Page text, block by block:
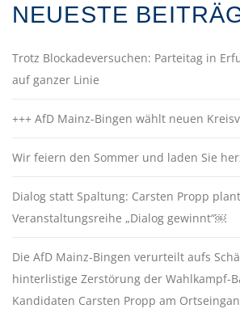
NEUESTE
Trotz Blockadeversuchen: Parteitag in
auf ganzer Linie
+++ AfD Mainz-Bingen wählt neuen
Wir feiern den Sommer und laden Sie
Dialog statt Spaltung: Carsten Propp
Veranstaltungsreihe „Dialog gewinnt“￼
Die AfD Mainz-Bingen verurteilt aufs
hinterlistige Zerstörung der Wahlkampf-
Kandidaten Carsten Propp am